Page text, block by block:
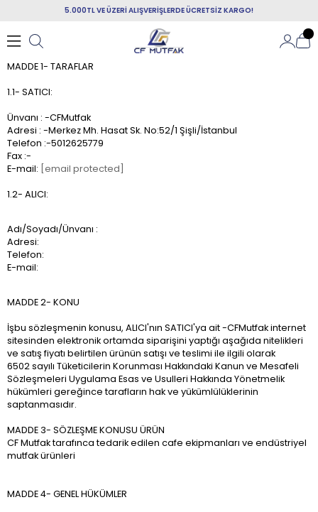
5.000TL VE ÜZERİ ALIŞVERİŞLERDE ÜCRETSİZ KARGO!
MADDE 1- TARAFLAR
1.1- SATICI:
Ünvanı : -CFMutfak
Adresi : -Merkez Mh. Hasat Sk. No:52/1 Şişli/İstanbul
Telefon :-5012625779
Fax :-
E-mail: [email protected]
1.2- ALICI:
Adı/Soyadı/Ünvanı :
Adresi:
Telefon:
E-mail:
MADDE 2- KONU
İşbu sözleşmenin konusu, ALICI'nın SATICI'ya ait -CFMutfak internet
sitesinden elektronik ortamda siparişini yaptığı aşağıda nitelikleri
ve satış fiyatı belirtilen ürünün satışı ve teslimi ile ilgili olarak
6502 sayılı Tüketicilerin Korunması Hakkındaki Kanun ve Mesafeli
Sözleşmeleri Uygulama Esas ve Usulleri Hakkında Yönetmelik
hükümleri gereğince tarafların hak ve yükümlülüklerinin
saptanmasıdır.
MADDE 3- SÖZLEŞME KONUSU ÜRÜN
CF Mutfak tarafınca tedarik edilen cafe ekipmanları ve endüstriyel
mutfak ürünleri
MADDE 4- GENEL HÜKÜMLER